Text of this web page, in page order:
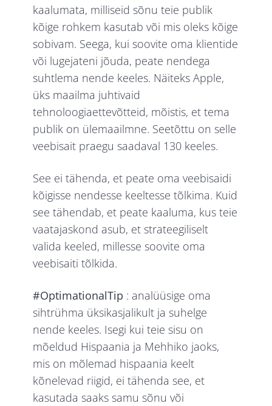
kaalumata, milliseid sõnu teie publik
kõige rohkem kasutab või mis oleks kõige
sobivam. Seega, kui soovite oma klientide
või lugejateni jõuda, peate nendega
suhtlema nende keeles. Näiteks Apple,
üks maailma juhtivaid
tehnoloogiaettevõtteid, mõistis, et tema
publik on ülemaailmne. Seetõttu on selle
veebisait praegu saadaval 130 keeles.
See ei tähenda, et peate oma veebisaidi
kõigisse nendesse keeltesse tõlkima. Kuid
see tähendab, et peate kaaluma, kus teie
vaatajaskond asub, et strateegiliselt
valida keeled, millesse soovite oma
veebisaiti tõlkida.
#OptimationalTip : analüüsige oma
sihtrühma üksikasjalikult ja suhelge
nende keeles. Isegi kui teie sisu on
mõeldud Hispaania ja Mehhiko jaoks,
mis on mõlemad hispaania keelt
kõnelevad riigid, ei tähenda see, et
kasutada saaks samu sõnu või